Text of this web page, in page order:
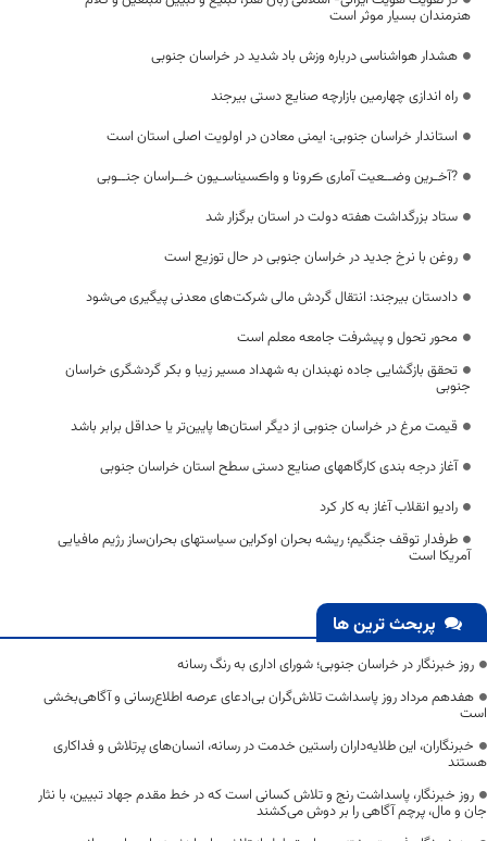
هنرمندان بسیار موثر است
هشدار هواشناسی درباره وزش باد شدید در خراسان جنوبی
راه اندازی چهارمین بازارچه صنایع دستی بیرجند
استاندار خراسان جنوبی: ایمنی معادن در اولویت اصلی استان است
?آخـرین وضــعیت آماری ڪرونا و واڪسیناسـیون خــراسان جنــوبی
ستاد بزرگداشت هفته دولت در استان برگزار شد
روغن با نرخ جدید در خراسان جنوبی در حال توزیع است
دادستان بیرجند: انتقال گردش مالی شرکت‌های معدنی پیگیری می‌شود
محور تحول و پیشرفت جامعه‌ معلم است
تحقق بازگشایی جاده نهبندان به شهداد مسیر زیبا و بکر گردشگری خراسان
جنوبی
قیمت مرغ در خراسان جنوبی از دیگر استان‌ها پایین‌تر یا حداقل برابر باشد
آغاز درجه بندی کارگاههای صنایع دستی سطح استان خراسان جنوبی
رادیو انقلاب آغاز به کار کرد
طرفدار توقف جنگیم؛ ریشه بحران اوکراین سیاستهای بحران‌ساز رژیم مافیایی
آمریکا است
پربحث ترین ها
روز خبرنگار در خراسان جنوبی؛ شورای اداری به رنگ رسانه
هفدهم مرداد روز پاسداشت تلاش‌گران بی‌ادعای عرصه اطلاع‌رسانی و آگاهی‌بخشی
است
خبرنگاران، این طلایه‌داران راستین خدمت در رسانه، انسان‌های پرتلاش و فداکاری
هستند
روز خبرنگار، پاسداشت رنج و تلاش کسانی است که در خط مقدم جهاد تبیین، با نثار
جان و مال، پرچم آگاهی را بر دوش می‌کشند